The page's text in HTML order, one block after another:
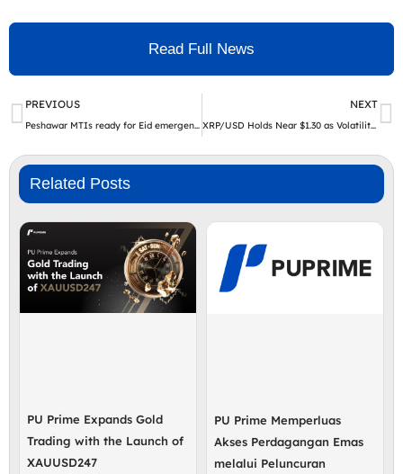
Read Full News
Prev
PREVIOUS
Peshawar MTIs ready for Eid emergencies | The Express Tribune
NEXT
XRP/USD Holds Near $1.30 as Volatility Builds and Traders Turn to AI Bots Like AIX Alpha
Related Posts
PU Prime Expands Gold
Trading with the Launch of
XAUUSD247
PU Prime Memperluas
Akses Perdagangan Emas
melalui Peluncuran